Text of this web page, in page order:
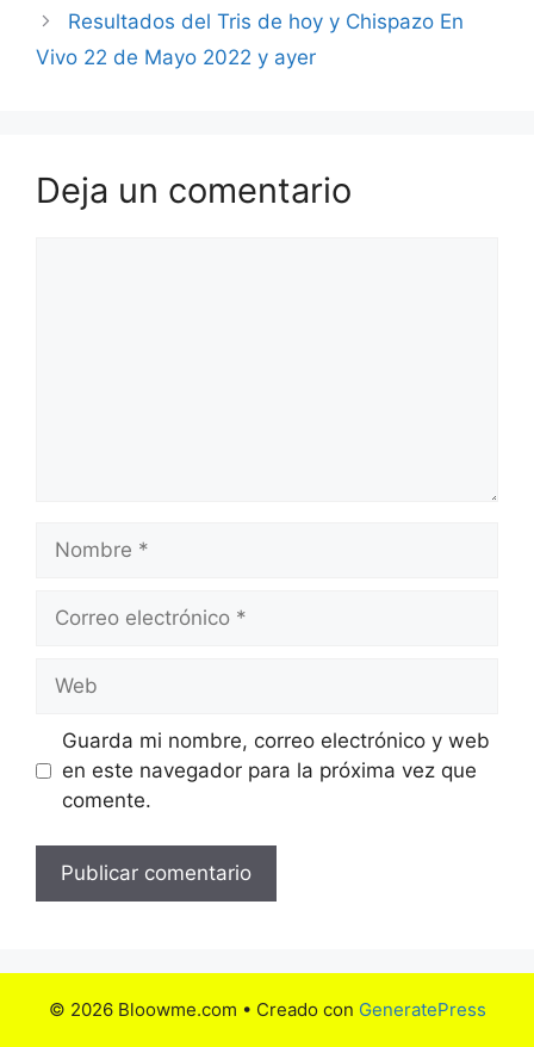
Resultados del Tris de hoy y Chispazo En
Vivo 22 de Mayo 2022 y ayer
Deja un comentario
electrónico
Guarda mi nombre, correo electrónico y web
en este navegador para la próxima vez que
comente.
© 2026 Bloowme.com • Creado con GeneratePress